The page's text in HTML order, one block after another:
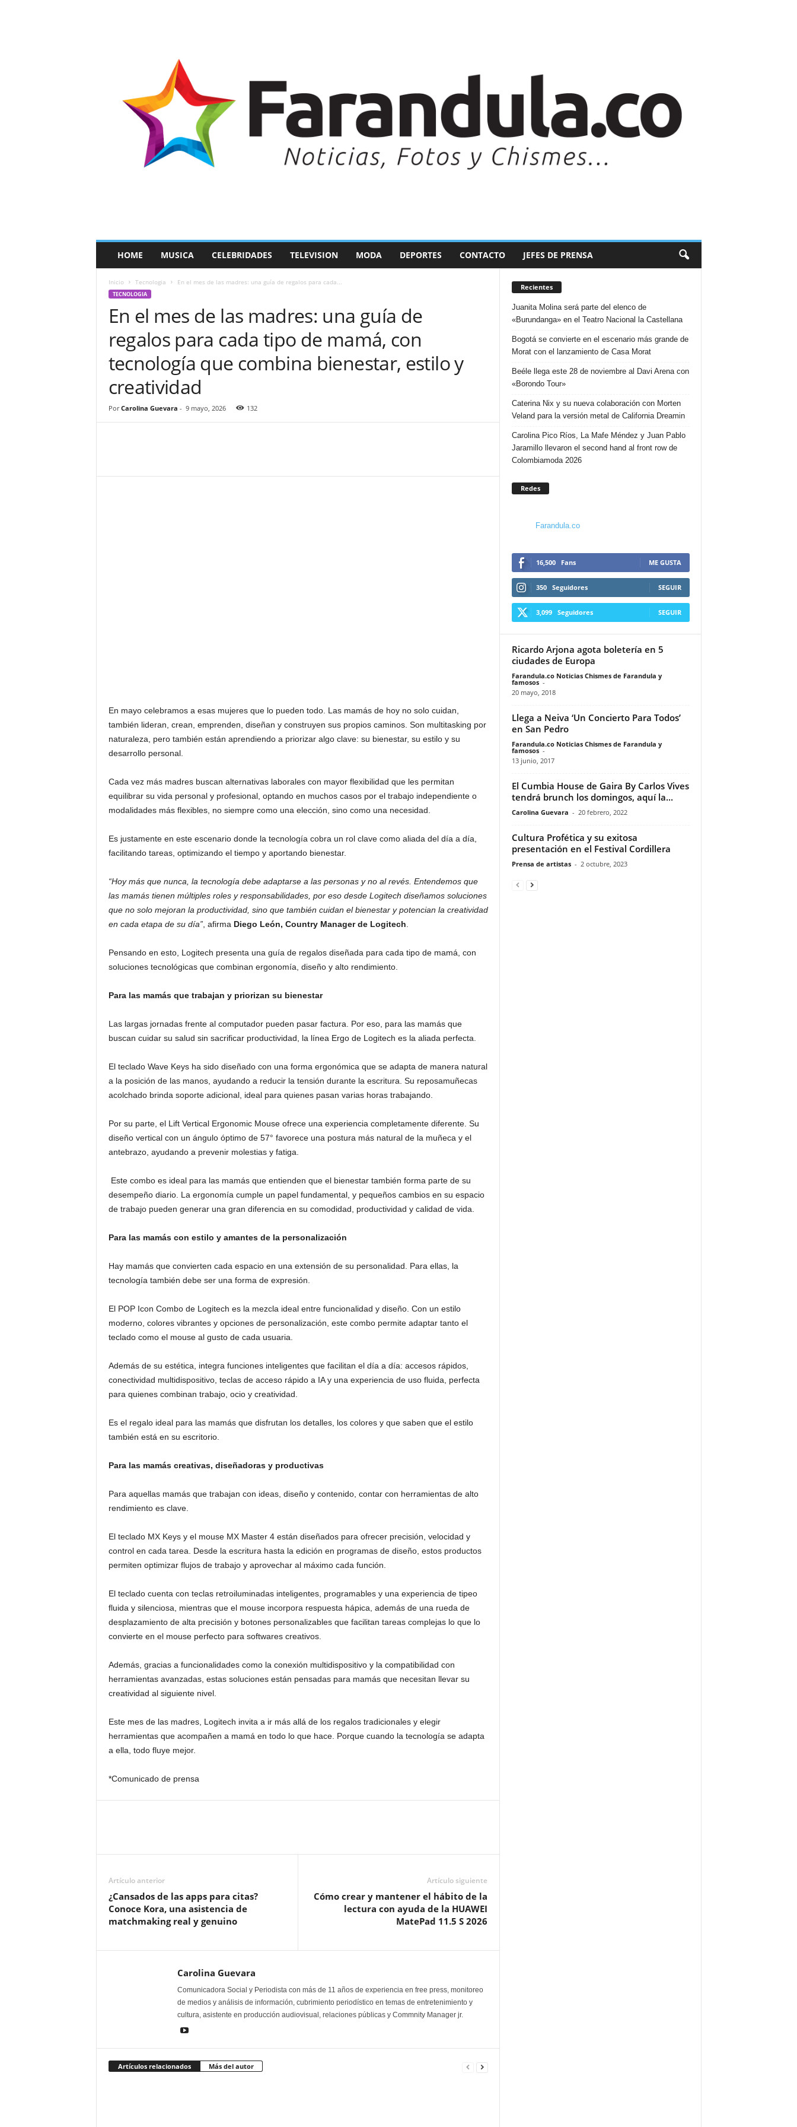
a
o
HOME MUSICA CELEBRIDADES TELEVISION MODA DEPORTES CONTACTO JEFES DE PRENSA
Inicio Tecnologia En el mes de las madres: una guía de regalos para cada...
TECNOLOGIA
En el mes de las madres: una guía de
regalos para cada tipo de mamá, con
tecnología que combina bienestar, estilo y
creatividad
Por Carolina Guevara - 9 mayo, 2026 132
En mayo celebramos a esas mujeres que lo pueden todo. Las mamás de hoy no solo cuidan,
también lideran, crean, emprenden, diseñan y construyen sus propios caminos. Son multitasking por
naturaleza, pero también están aprendiendo a priorizar algo clave: su bienestar, su estilo y su
desarrollo personal.
Cada vez más madres buscan alternativas laborales con mayor flexibilidad que les permitan
equilibrar su vida personal y profesional, optando en muchos casos por el trabajo independiente o
modalidades más flexibles, no siempre como una elección, sino como una necesidad.
Es justamente en este escenario donde la tecnología cobra un rol clave como aliada del día a día,
facilitando tareas, optimizando el tiempo y aportando bienestar.
“Hoy más que nunca, la tecnología debe adaptarse a las personas y no al revés. Entendemos que
las mamás tienen múltiples roles y responsabilidades, por eso desde Logitech diseñamos soluciones
que no solo mejoran la productividad, sino que también cuidan el bienestar y potencian la creatividad
en cada etapa de su día”, afirma Diego León, Country Manager de Logitech
Pensando en esto, Logitech presenta una guía de regalos diseñada para cada tipo de mamá, con
soluciones tecnológicas que combinan ergonomía, diseño y alto rendimiento.
Para las mamás que trabajan y priorizan su bienestar
Las largas jornadas frente al computador pueden pasar factura. Por eso, para las mamás que
buscan cuidar su salud sin sacrificar productividad, la línea Ergo de Logitech es la aliada perfecta.
El teclado Wave Keys ha sido diseñado con una forma ergonómica que se adapta de manera natural
a la posición de las manos, ayudando a reducir la tensión durante la escritura. Su reposamuñecas
acolchado brinda soporte adicional, ideal para quienes pasan varias horas trabajando.
Por su parte, el Lift Vertical Ergonomic Mouse ofrece una experiencia completamente diferente. Su
diseño vertical con un ángulo óptimo de 57° favorece una postura más natural de la muñeca y el
antebrazo, ayudando a prevenir molestias y fatiga.
Este combo es ideal para las mamás que entienden que el bienestar también forma parte de su
desempeño diario. La ergonomía cumple un papel fundamental, y pequeños cambios en su espacio
de trabajo pueden generar una gran diferencia en su comodidad, productividad y calidad de vida.
Para las mamás con estilo y amantes de la personalización
Hay mamás que convierten cada espacio en una extensión de su personalidad. Para ellas, la
tecnología también debe ser una forma de expresión.
El POP Icon Combo de Logitech es la mezcla ideal entre funcionalidad y diseño. Con un estilo
moderno, colores vibrantes y opciones de personalización, este combo permite adaptar tanto el
teclado como el mouse al gusto de cada usuaria.
Además de su estética, integra funciones inteligentes que facilitan el día a día: accesos rápidos,
conectividad multidispositivo, teclas de acceso rápido a IA y una experiencia de uso fluida, perfecta
para quienes combinan trabajo, ocio y creatividad.
Es el regalo ideal para las mamás que disfrutan los detalles, los colores y que saben que el estilo
también está en su escritorio.
Para las mamás creativas, diseñadoras y productivas
Para aquellas mamás que trabajan con ideas, diseño y contenido, contar con herramientas de alto
rendimiento es clave.
El teclado MX Keys y el mouse MX Master 4 están diseñados para ofrecer precisión, velocidad y
control en cada tarea. Desde la escritura hasta la edición en programas de diseño, estos productos
permiten optimizar flujos de trabajo y aprovechar al máximo cada función.
El teclado cuenta con teclas retroiluminadas inteligentes, programables y una experiencia de tipeo
fluida y silenciosa, mientras que el mouse incorpora respuesta hápica, además de una rueda de
desplazamiento de alta precisión y botones personalizables que facilitan tareas complejas lo que lo
convierte en el mouse perfecto para softwares creativos.
Además, gracias a funcionalidades como la conexión multidispositivo y la compatibilidad con
herramientas avanzadas, estas soluciones están pensadas para mamás que necesitan llevar su
creatividad al siguiente nivel.
Este mes de las madres, Logitech invita a ir más allá de los regalos tradicionales y elegir
herramientas que acompañen a mamá en todo lo que hace. Porque cuando la tecnología se adapta
a ella, todo fluye mejor.
*Comunicado de prensa
Artículo anterior
¿Cansados de las apps para citas?
Conoce Kora, una asistencia de
matchmaking real y genuino
Artículo siguiente
Cómo crear y mantener el hábito de la
lectura con ayuda de la HUAWEI
MatePad 11.5 S 2026
Carolina Guevara
Comunicadora Social y Periodista con más de 11 años de experiencia en free press, monitoreo
de medios y análisis de información, cubrimiento periodístico en temas de entretenimiento y
cultura, asistente en producción audiovisual, relaciones públicas y Commnity Manager jr.
Artículos relacionados Más del autor
Recientes
Juanita Molina será parte del elenco de
«Burundanga» en el Teatro Nacional la Castellana
Bogotá se convierte en el escenario más grande de
Morat con el lanzamiento de Casa Morat
Beéle llega este 28 de noviembre al Davi Arena con
«Borondo Tour»
Caterina Nix y su nueva colaboración con Morten
Veland para la versión metal de California Dreamin
Carolina Pico Ríos, La Mafe Méndez y Juan Pablo
Jaramillo llevaron el second hand al front row de
Colombiamoda 2026
Redes
Farandula.co
16,500 Fans ME GUSTA
350 Seguidores SEGUIR
3,099 Seguidores SEGUIR
Ricardo Arjona agota boletería en 5
ciudades de Europa
Farandula.co Noticias Chismes de Farandula y
famosos -
20 mayo, 2018
Llega a Neiva ‘Un Concierto Para Todos’
en San Pedro
Farandula.co Noticias Chismes de Farandula y
famosos -
13 junio, 2017
El Cumbia House de Gaira By Carlos Vives
tendrá brunch los domingos, aquí la...
Carolina Guevara - 20 febrero, 2022
Cultura Profética y su exitosa
presentación en el Festival Cordillera
Prensa de artistas - 2 octubre, 2023